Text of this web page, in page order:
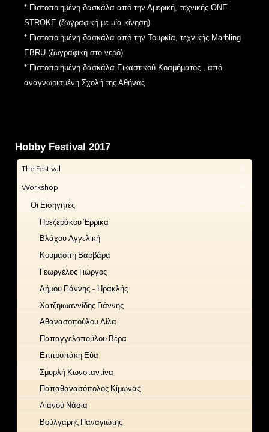
* Πιστοποιημένη δασκάλα από την Αμερική, τεχνικής ONE
STROKE (ζωγραφική με μία κίνηση)
* Πιστοποιημένη δασκάλα από την Τουρκία, τεχνικής Marbling
EBRU (ζωγραφική στο νερό)
* Πιστοποιημένη δασκάλα Εικαστικού Κοσμήματος , από
αναγνωρισμένη Σχολή της Αθήνας
Hobby Festival 2017
The Festival
Workshop
Οι Εισηγητές
Πρεζεράκου Έρρικα
Βλάχου Αγγελική
Κουμασίτη Βαρβάρα
Γεωργέλος Γιώργος
Δήμου Γιάννης - Ηρακλής
Χατζηιωαννίδης Γιάννης
Αθανασοπούλου Λίλα
Παπαγγελοπούλου Βέρα
Επιτροπάκη Εύα
Σμυρλή Κωνσταντίνα
Παπαθανασόπολος Κίμωνας
Λιανού Νάσια
Βούλγαρης Παναγιώτης